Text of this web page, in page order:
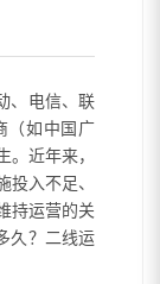
、电信、联
（如中国广
近年来，
入不足、
持运营的关
久？二线运